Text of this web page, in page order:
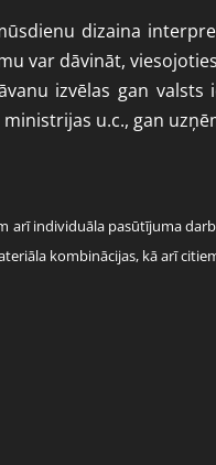
dizaina
var dāvināt,
izvēlas gan valsts
u.c., gan
arī individuāla pasūtījuma
kombinācijas, kā arī